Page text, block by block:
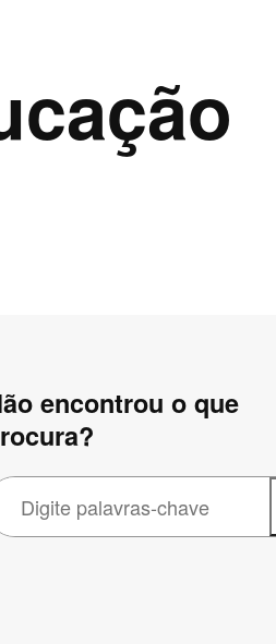
encontrou o que